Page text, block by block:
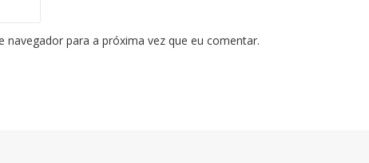
navegador para a próxima vez que eu comentar.